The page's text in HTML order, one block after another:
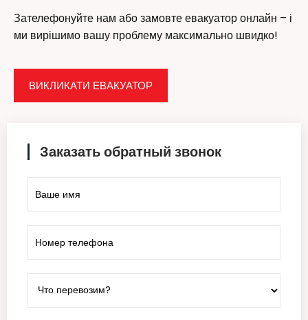
Зателефонуйте нам або замовте евакуатор онлайн – і
ми вирішимо вашу проблему максимально швидко!
ВИКЛИКАТИ ЕВАКУАТОР
Заказать обратный звонок